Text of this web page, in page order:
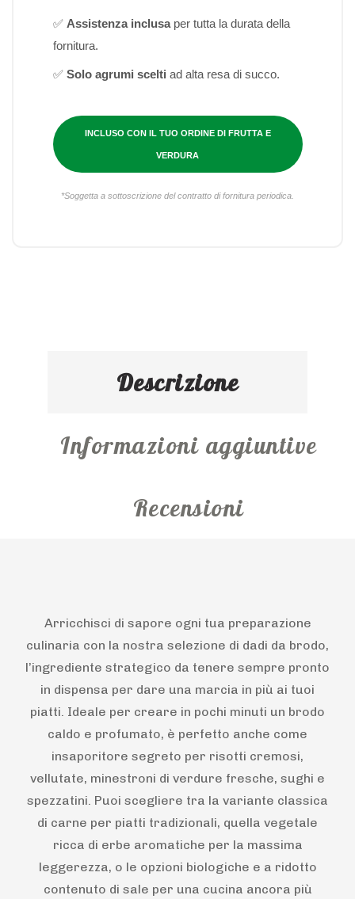
✅ Assistenza inclusaper tutta la durata della
fornitura.
✅ Solo agrumi scelti ad alta resa di succo.
INCLUSO CON IL TUO ORDINE DI FRUTTA E
VERDURA
*Soggetta a sottoscrizione del contratto di fornitura periodica.
Descrizione
Informazioni aggiuntive
Recensioni
Arricchisci di sapore ogni tua preparazione
culinaria con la nostra selezione di dadi da brodo,
l’ingrediente strategico da tenere sempre pronto
in dispensa per dare una marcia in più ai tuoi
piatti. Ideale per creare in pochi minuti un brodo
caldo e profumato, è perfetto anche come
insaporitore segreto per risotti cremosi,
vellutate, minestroni di verdure fresche, sughi e
spezzatini. Puoi scegliere tra la variante classica
di carne per piatti tradizionali, quella vegetale
ricca di erbe aromatiche per la massima
leggerezza, o le opzioni biologiche e a ridotto
contenuto di sale per una cucina ancora più